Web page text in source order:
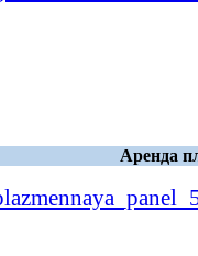
Аренда